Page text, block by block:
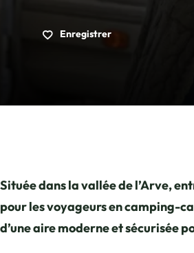
Enregistrer
Située dans la vallée de l’Arve,
pour les voyageurs en camping-
d’une aire moderne et sécurisée